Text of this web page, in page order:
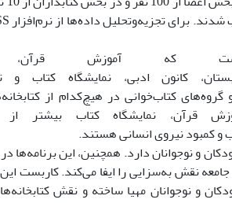
برای تجزیه‌وتحلیل داده‌ها از نرم‌افزار
آموزش قرآن،
کانون ادبی، نمایشگاه کتاب و
کتاب‌‌خوانی در هیچ‌‌کدام از
قرآن، نمایشگاه کتاب بیشتر
و کمبود نیروی انسانی هستند.
و نوجوانان دارد. همچنین، این برنامه‌‌ها
نقش به‌سزایی را ایفا می‌‌کند. کاربست این
و نوجوانان مهیا ساخته و نقش